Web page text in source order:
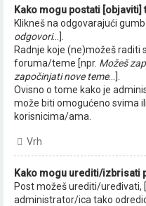
Kako mogu postati
Klikneš na odgovarajući
odgovori...].
Radnje koje (ne)možeš raditi
foruma/teme [npr. Možeš
započinjati nove teme...].
Ovisno o tome kako je
može biti omogućeno svima
korisnicima/ama.
Vrh
Kako mogu urediti/izbrisati
Post možeš urediti/uređivati,
administrator/ica tako